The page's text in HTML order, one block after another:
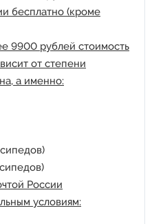
бесплатно (кроме
9900 рублей стоимость
от степени
а именно:
России
условиям: